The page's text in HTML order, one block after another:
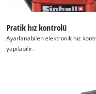
Pratik hız kontrolü
Ayarlanabilen elektronik hız
yapılabilir.